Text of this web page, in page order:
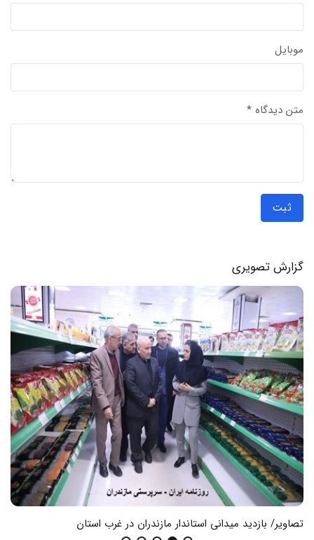
موبایل
متن دیدگاه *
ثبت
گزارش تصویری
تصاویر/ بازدید میدانی استاندار مازندران در غرب استان